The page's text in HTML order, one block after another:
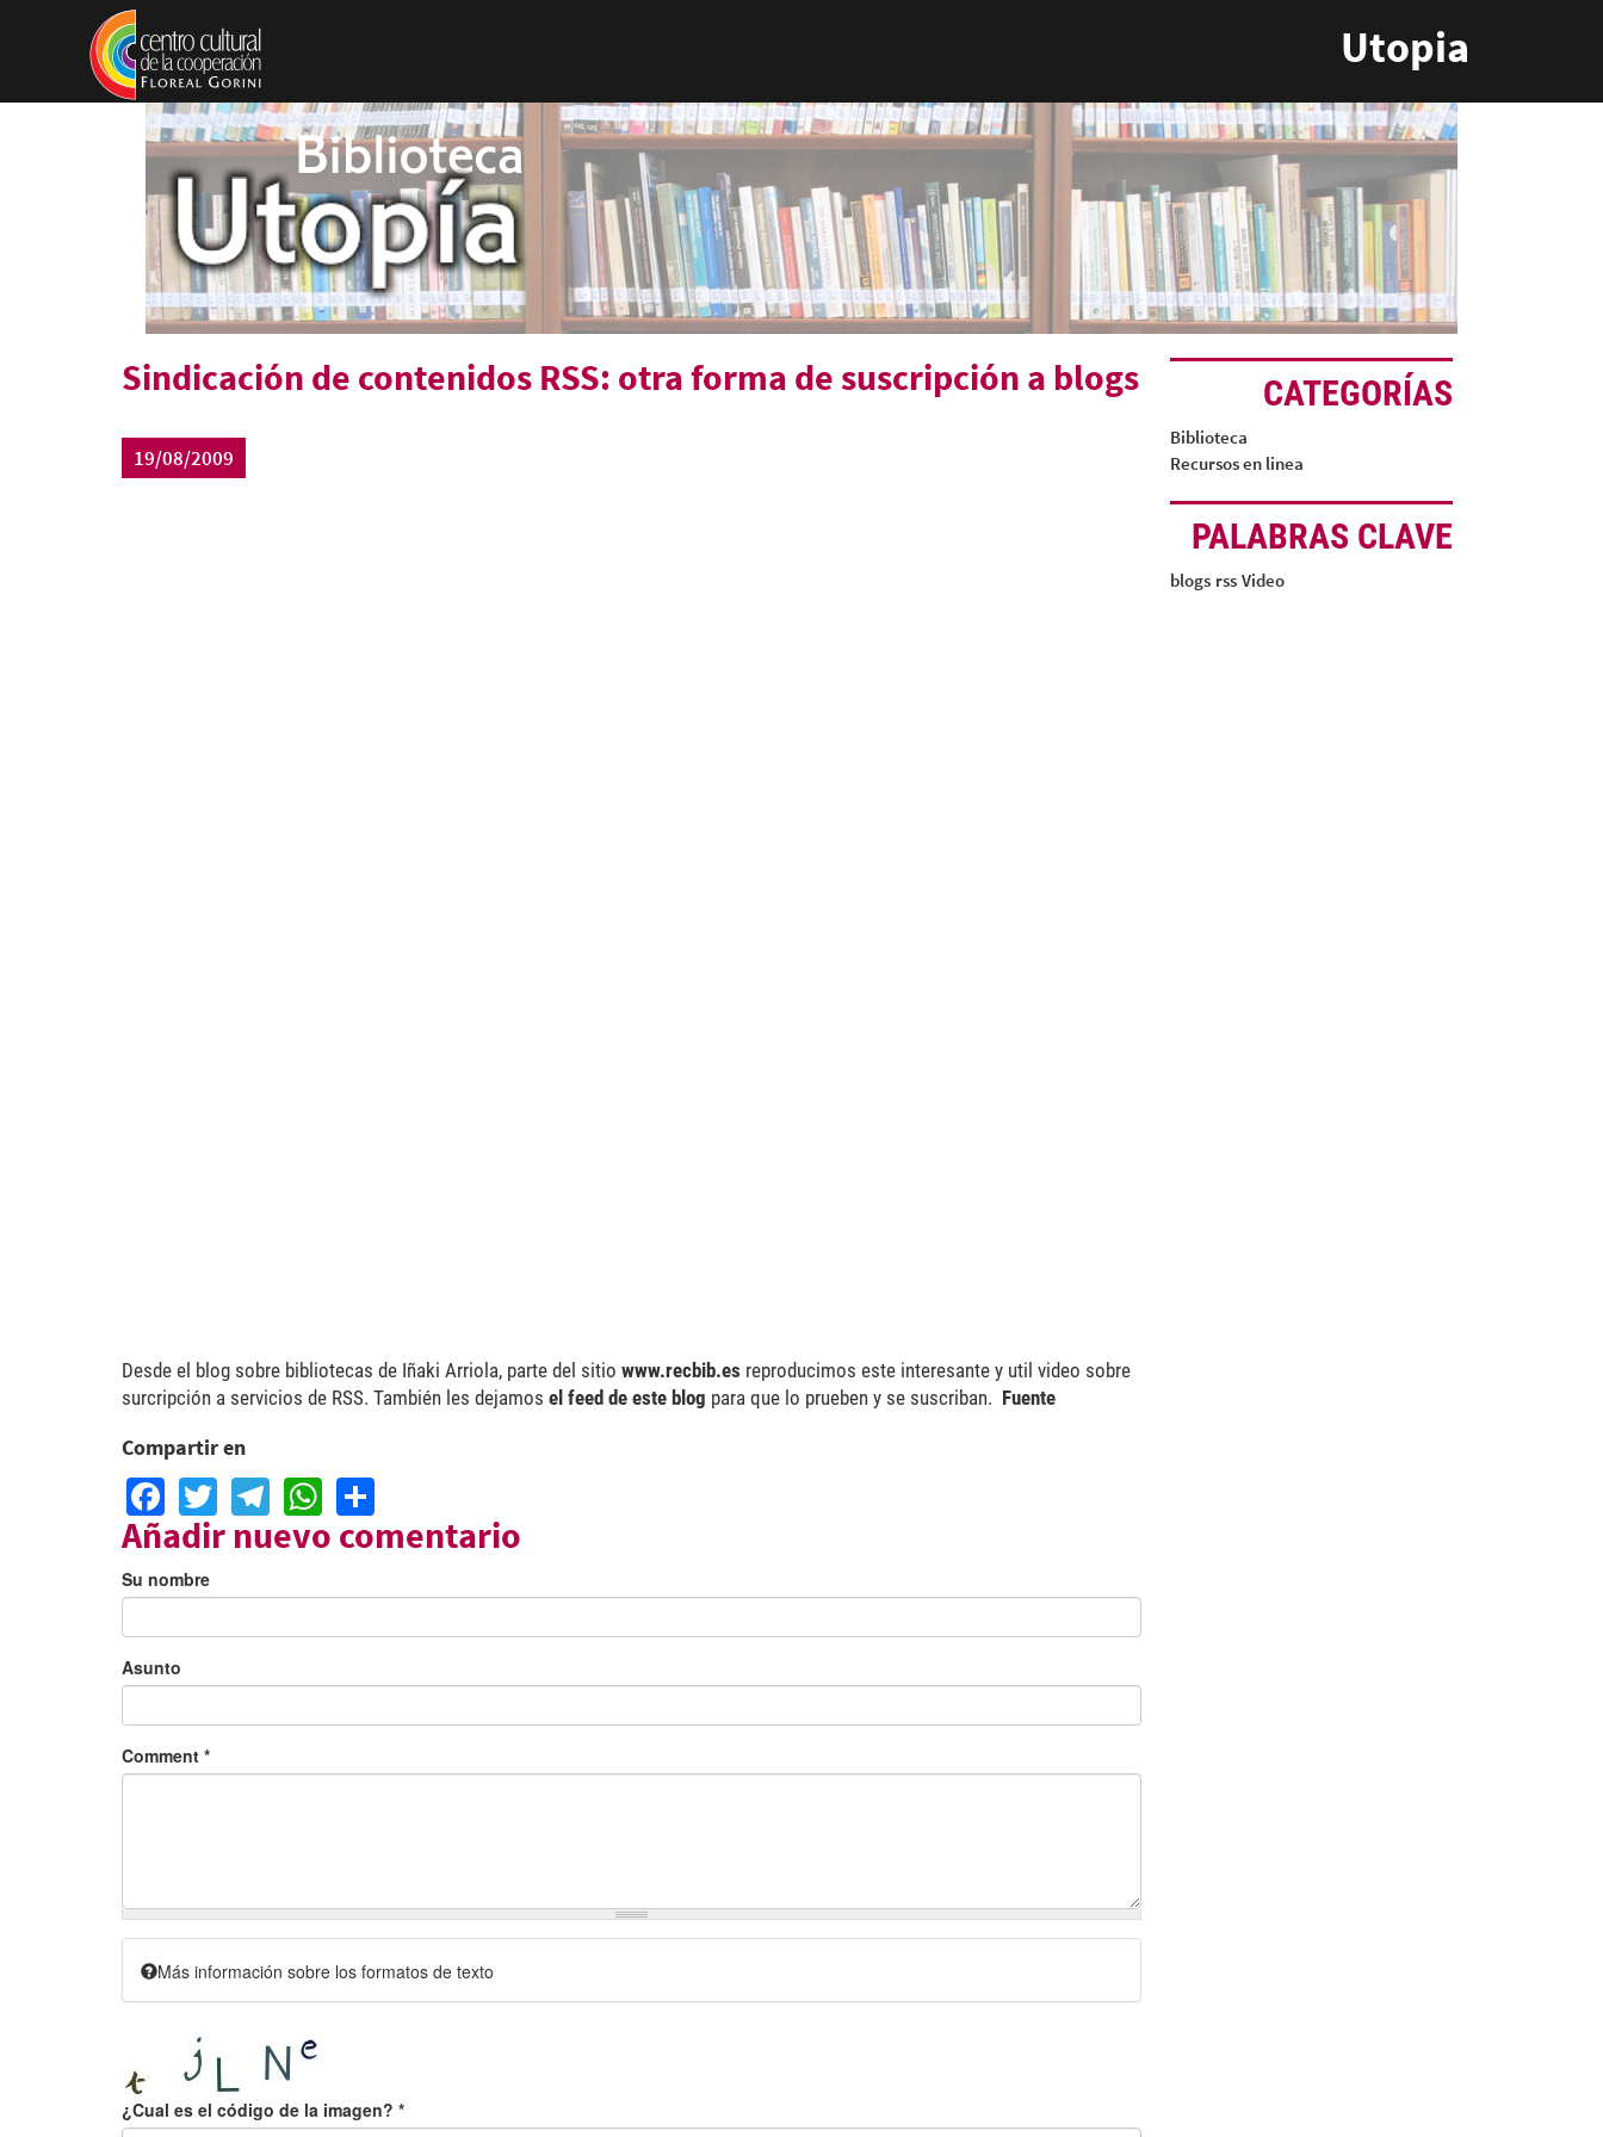
Pasar al contenido principal
Utopia
Sindicación de contenidos RSS: otra forma de suscripción a blogs
19/08/2009
Desde el blog sobre bibliotecas de Iñaki Arriola, parte del sitio www.recbib.es reproducimos este interesante y util video sobre
surcripción a servicios de RSS. También les dejamos el feed de este blog para que lo prueben y se suscriban. Fuente
Compartir en
Facebook
TwitterTelegram
WhatsApp
Añadir nuevo comentario
Su nombre
Asunto
Comment *
Más información sobre los formatos de texto
¿Cual es el código de la imagen? *
CATEGORÍAS
Biblioteca
Recursos en linea
PALABRAS CLAVE
blogs rss Video